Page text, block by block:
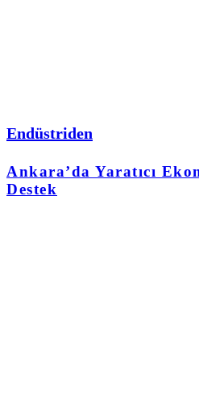
Endüstriden
Ankara’da Yaratıcı
Destek